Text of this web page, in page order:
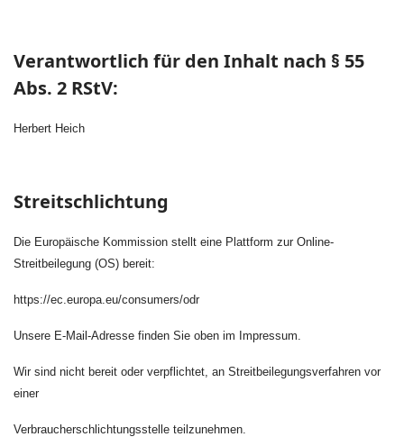
Verantwortlich für den Inhalt nach § 55
Abs. 2 RStV:
Herbert Heich
Streitschlichtung
Die Europäische Kommission stellt eine Plattform zur Online-
Streitbeilegung (OS) bereit:
https://ec.europa.eu/consumers/odr
Unsere E-Mail-Adresse finden Sie oben im Impressum.
Wir sind nicht bereit oder verpflichtet, an Streitbeilegungsverfahren vor
einer
Verbraucherschlichtungsstelle teilzunehmen.